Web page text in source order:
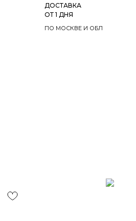
ДОСТАВКА
ОТ 1 ДНЯ
ПО МОСКВЕ И ОБЛ